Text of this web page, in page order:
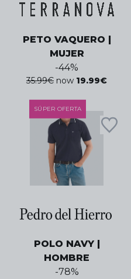
PETO VAQUERO |
MUJER
-44%
35.99€ now 19.99€
SÚPER OFERTA
POLO NAVY |
HOMBRE
-78%